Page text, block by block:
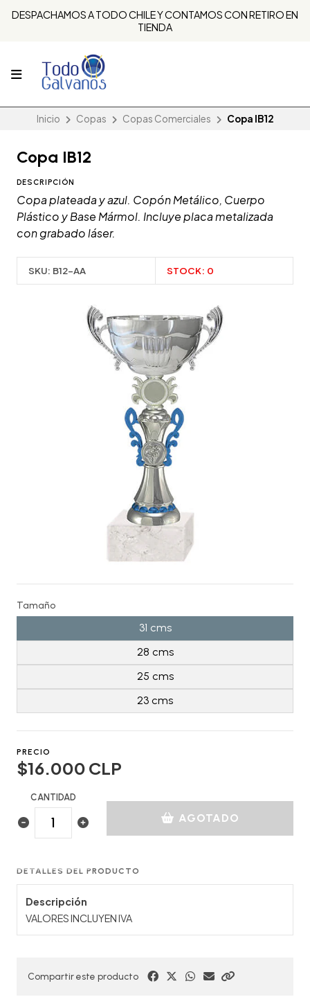
DESPACHAMOS A TODO CHILE Y CONTAMOS CON RETIRO EN
TIENDA
Inicio Copas Copas Comerciales Copa IB12
Copa IB12
DESCRIPCIÓN
Copa plateada y azul. Copón Metálico, Cuerpo
Plástico y Base Mármol. Incluye placa metalizada
con grabado láser.
SKU: B12-AA STOCK: 0
Tamaño
31 cms
28 cms
25 cms
23 cms
PRECIO
$16.000 CLP
CANTIDAD
AGOTADO
DETALLES DEL PRODUCTO
Descripción
VALORES INCLUYEN IVA
Compartir este producto